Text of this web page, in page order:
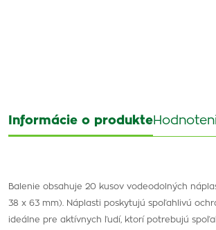
Informácie o produkte
Balenie obsahuje 20 kusov vodeodolných
38 x 63 mm). Náplasti poskytujú spoľahlivú
ideálne pre aktívnych ľudí, ktorí potrebujú